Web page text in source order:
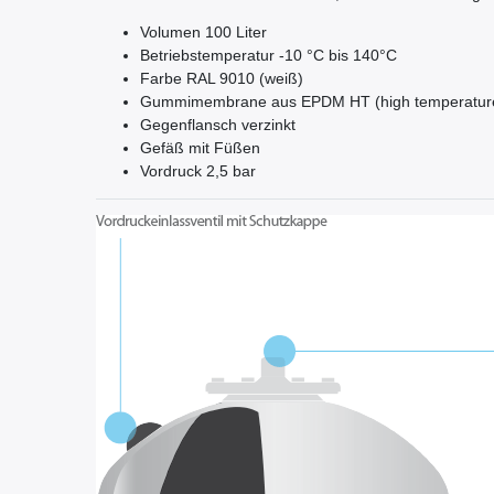
Volumen 100 Liter
Betriebstemperatur -10 °C bis 140°C
Farbe RAL 9010 (weiß)
Gummimembrane aus EPDM HT (high
Gegenflansch verzinkt
Gefäß mit Füßen
Vordruck 2,5 bar